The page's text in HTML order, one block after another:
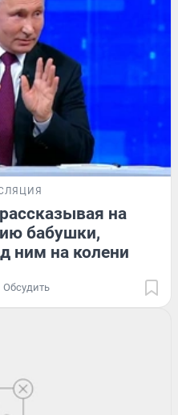
на
бабушки,
ним на колени
Обсудить